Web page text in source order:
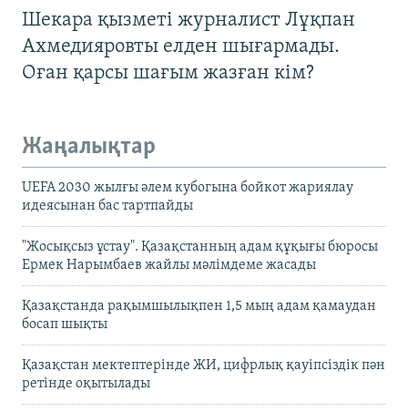
Шекара қызметі журналист Лұқпан
Ахмедияровты елден шығармады.
Оған қарсы шағым жазған кім?
Жаңалықтар
UEFA 2030 жылғы әлем кубогына бойкот жариялау
идеясынан бас тартпайды
"Жосықсыз ұстау". Қазақстанның адам құқығы бюросы
Ермек Нарымбаев жайлы мәлімдеме жасады
Қазақстанда рақымшылықпен 1,5 мың адам қамаудан
босап шықты
Қазақстан мектептерінде ЖИ, цифрлық қауіпсіздік пән
ретінде оқытылады